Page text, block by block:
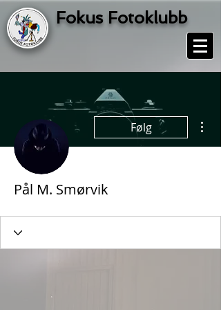
Fokus Fotoklubb
Følg
Pål M. Smørvik